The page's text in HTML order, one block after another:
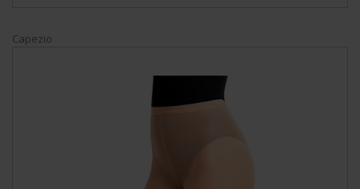
Capezio